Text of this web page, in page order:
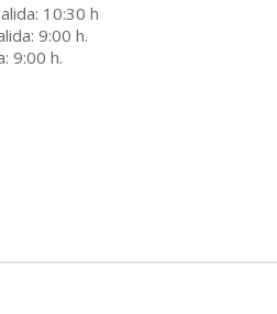
10:30 h
9:00 h.
9:00 h.